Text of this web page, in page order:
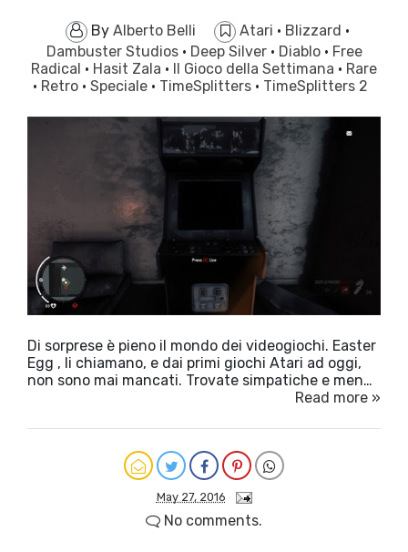
By Alberto Belli Atari · Blizzard ·
Dambuster Studios · Deep Silver · Diablo · Free
Radical · Hasit Zala · Il Gioco della Settimana · Rare
· Retro · Speciale · TimeSplitters · TimeSplitters 2
Di sorprese è pieno il mondo dei videogiochi. Easter
Egg , li chiamano, e dai primi giochi Atari ad oggi,
non sono mai mancati. Trovate simpatiche e men…
Read more »
May 27, 2016
No comments.